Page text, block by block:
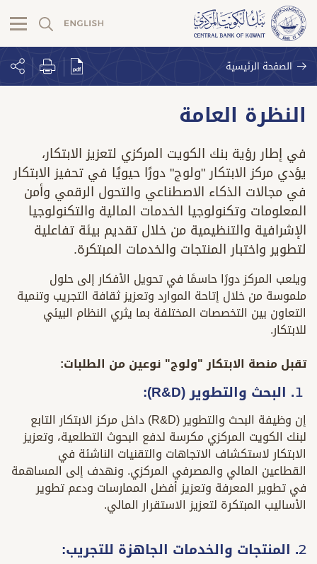
الصفحة الرئيسية
النظرة العامة
في إطار رؤية بنك الكويت المركزي لتعزيز الابتكار،
يؤدي مركز الابتكار "ولوج" دورًا حيويًا في تحفيز الابتكار
في مجالات الذكاء الاصطناعي والتحول الرقمي وأمن
المعلومات وتكنولوجيا الخدمات المالية والتكنولوجيا
الإشرافية والتنظيمية من خلال تقديم بيئة تفاعلية
لتطوير واختبار المنتجات والخدمات المبتكرة.
ويلعب المركز دورًا حاسمًا في تحويل الأفكار إلى حلول
ملموسة من خلال إتاحة الموارد وتعزيز ثقافة التجريب وتنمية
التعاون بين التخصصات المختلفة بما يثري النظام البيئي
للابتكار.
تقبل منصة الابتكار "ولوج" نوعين من الطلبات:
البحث والتطوير (R&D):
إن وظيفة البحث والتطوير (R&D) داخل مركز الابتكار التابع
لبنك الكويت المركزي مكرسة لدفع البحوث التطلعية، وتعزيز
الابتكار لاستكشاف الاتجاهات والتقنيات الناشئة في
القطاعين المالي والمصرفي المركزي. ونهدف إلى المساهمة
في تطوير المعرفة وتعزيز أفضل الممارسات ودعم تطوير
الأساليب المبتكرة لتعزيز الاستقرار المالي.
2. المنتجات والخدمات الجاهزة للتجريب: